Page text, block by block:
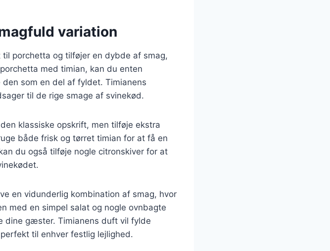
variation
porchetta og tilføjer en dybde af smag,
med timian, kan du enten
som en del af fyldet. Timianens
til de rige smage af svinekød.
klassiske opskrift, men tilføje ekstra
både frisk og tørret timian for at få en
du også tilføje nogle citronskiver for at
en vidunderlig kombination af smag, hvor
med en simpel salat og nogle ovnbagte
dine gæster. Timianens duft vil fylde
til enhver festlig lejlighed.